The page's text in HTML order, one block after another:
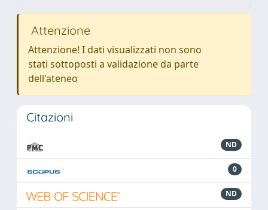
Attenzione
Attenzione! I dati visualizzati non sono
stati sottoposti a validazione da parte
dell'ateneo
Citazioni
ND
0
ND